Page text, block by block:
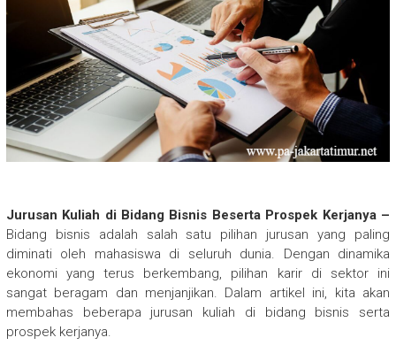
Jurusan Kuliah di Bidang Bisnis Beserta Prospek Kerjanya –
Bidang bisnis adalah salah satu pilihan jurusan yang paling
diminati oleh mahasiswa di seluruh dunia. Dengan dinamika
ekonomi yang terus berkembang, pilihan karir di sektor ini
sangat beragam dan menjanjikan. Dalam artikel ini, kita akan
membahas beberapa jurusan kuliah di bidang bisnis serta
prospek kerjanya.